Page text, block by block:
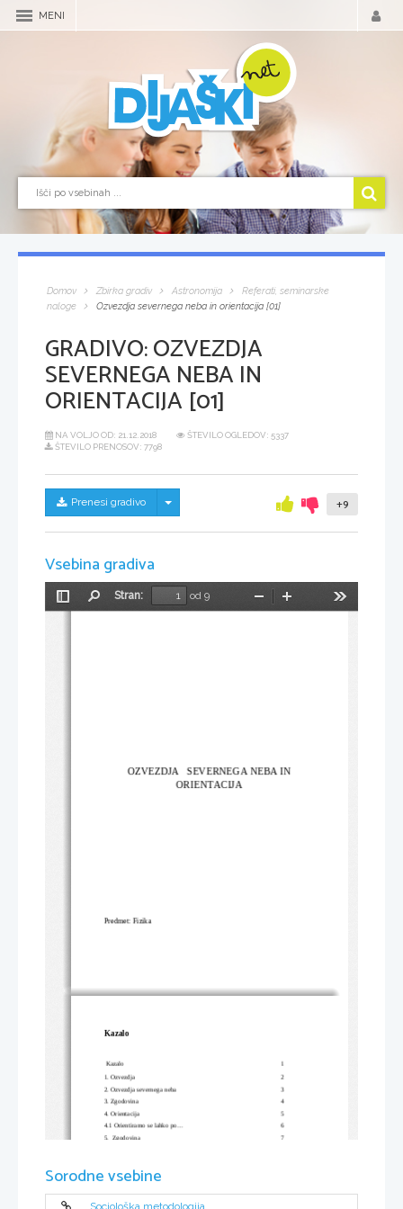
MENI
Domov Zbirka gradiv Astronomija
Referati, seminarske
naloge
Ozvezdja severnega neba in orientacija [01]
GRADIVO:OZVEZDJA
SEVERNEGA NEBA IN
ORIENTACIJA [01]
NA VOLJO OD: 21.12.2018
ŠTEVILO OGLEDOV: 5337
ŠTEVILO PRENOSOV: 7798
Prenesi gradivo Skrij/prikaži meni +9
Vsebina gradiva
Preklopi
Stran:
od 9
Pomanjšaj
OZVEZDJA   SEVERNEGA NEBA IN
ORIENTACIJA
Predmet: Fizika
Kazalo
Kazalo
1. Ozvezdja
1
2
2. Ozvezdja severnega neba
3
3. Zgodovina
4
4. Orientacija
5
4.1 Orientiramo se lahko po...
6
5.  Zgodovina
7
Sorodne vsebine
Sociološka metodologija